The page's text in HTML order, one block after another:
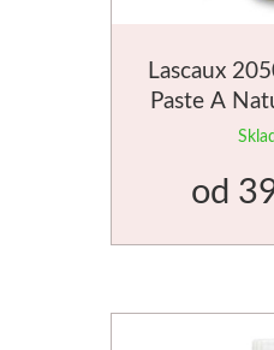
Lascaux
Paste A
od